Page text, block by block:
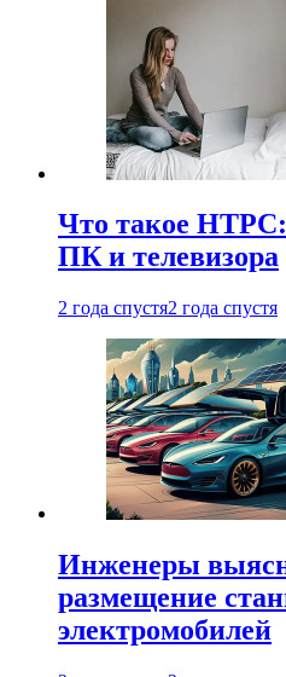
Что такое
ПК и телевизора
2 года спустя2 года спустя
Инженеры
размещение
электромобилей